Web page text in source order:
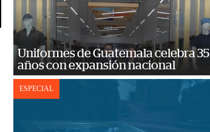
Uniformes de Guatemala celebra 35
años con expansión nacional
ESPECIAL